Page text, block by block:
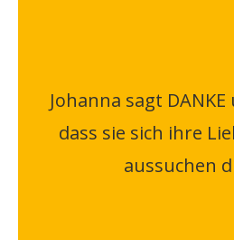
Johanna sagt
dass sie sich ihre
aussuchen